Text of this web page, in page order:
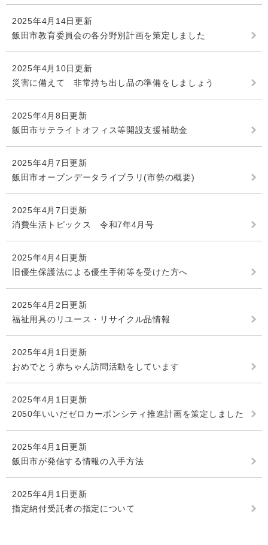
2025年4月14日更新
飯田市教育委員会の各分野別計画を策定しました
2025年4月10日更新
災害に備えて 非常持ち出し品の準備をしましょう
2025年4月8日更新
飯田市サテライトオフィス等開設支援補助金
2025年4月7日更新
飯田市オープンデータライブラリ(市勢の概要)
2025年4月7日更新
消費生活トピックス 令和7年4月号
2025年4月4日更新
旧優生保護法による優生手術等を受けた方へ
2025年4月2日更新
福祉用具のリユース・リサイクル品情報
2025年4月1日更新
おめでとう赤ちゃん訪問活動をしています
2025年4月1日更新
2050年いいだゼロカーボンシティ推進計画を策定しました
2025年4月1日更新
飯田市が発信する情報の入手方法
2025年4月1日更新
指定納付受託者の指定について